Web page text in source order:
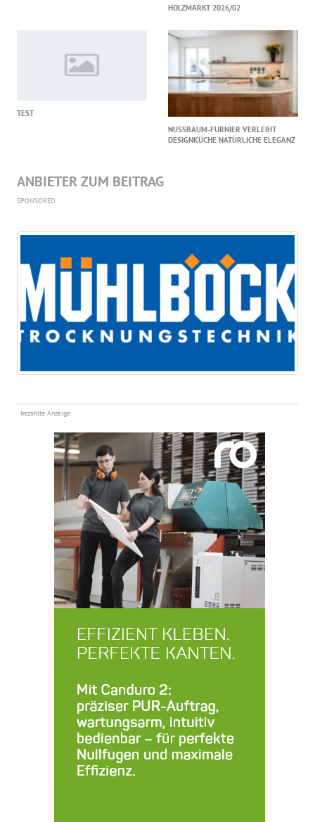
HOLZMARKT 2026/02
TEST
NUSSBAUM‑FURNIER VERLEIHT
DESIGNKÜCHE NATÜRLICHE ELEGANZ
ANBIETER ZUM BEITRAG
SPONSORED
bezahlte Anzeige